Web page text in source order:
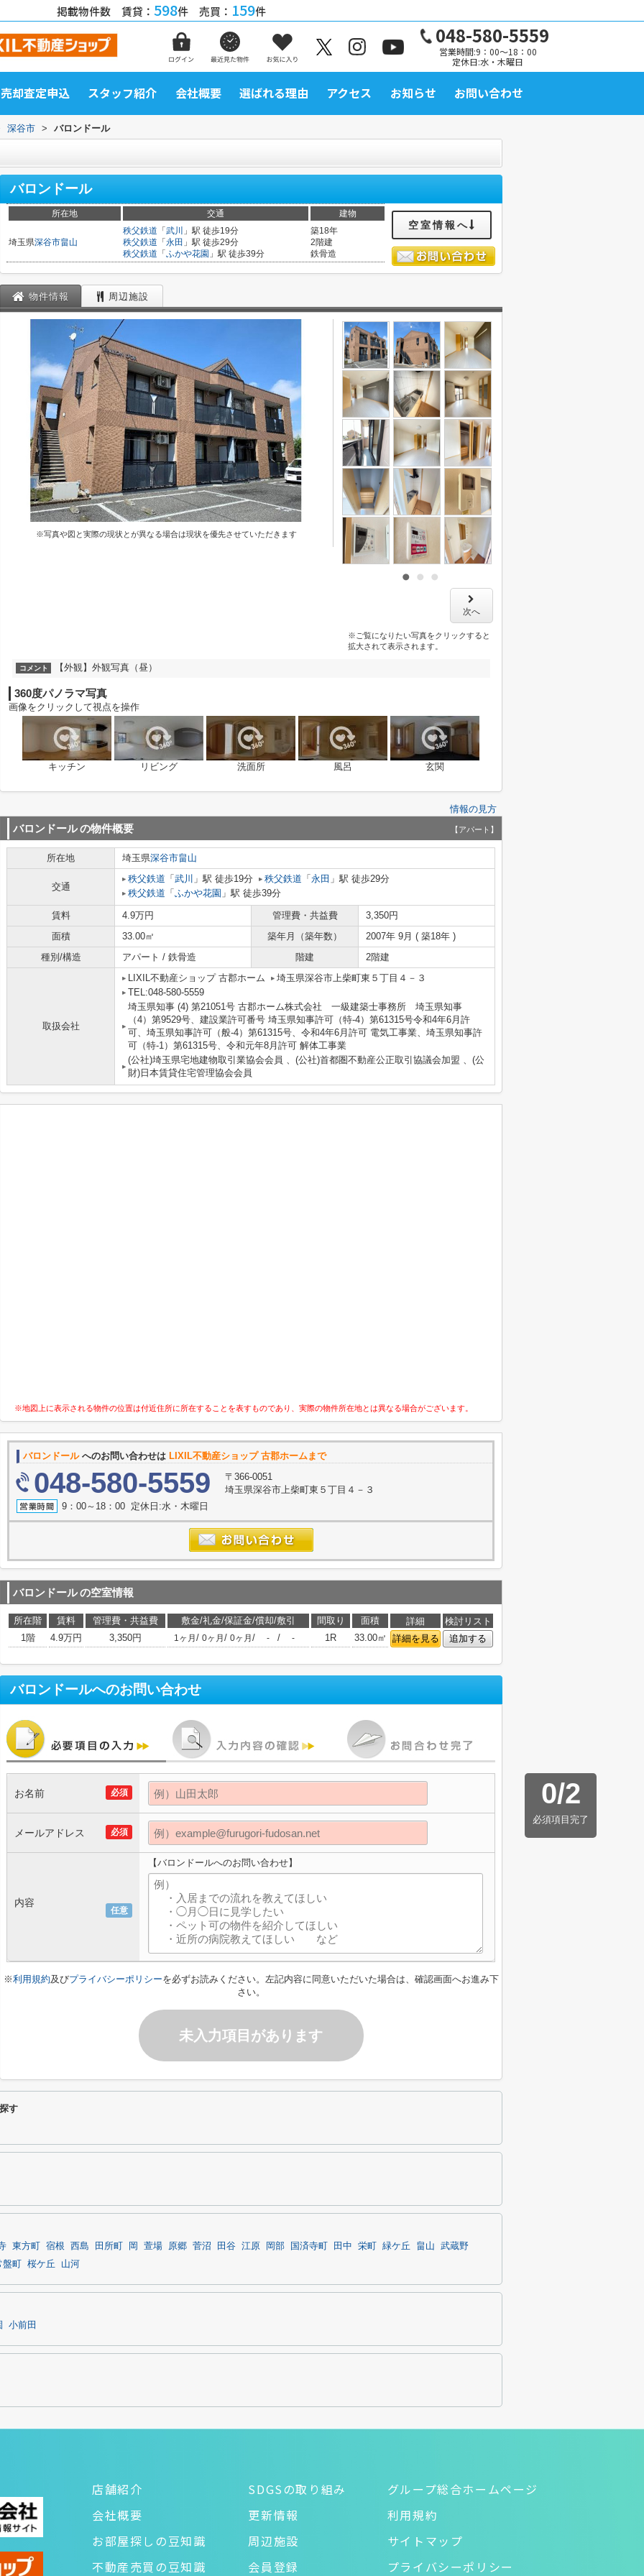
掲載物件数 賃貸： 598件 売買： 159件
048-580-5559
営業時間:9：00～18：00
定休日:水・木曜日
売却査定申込 スタッフ紹介 会社概要 選ばれる理由 アクセス お知らせ お問い合わせ
深谷市 > バロンドール
バロンドール
所在地 交通 建物
埼玉県深谷市畠山
秩父鉄道 「 武川
」駅 徒歩19分
秩父鉄道 「 永田 」駅 徒歩29分
秩父鉄道 「 ふかや花園 」駅 徒歩39分
築18年
2階建
鉄骨造
空室情報へ
物件情報 周辺施設
※写真や図と実際の現状とが異なる場合は現状を優先させていただきます
次へ
※ご覧になりたい写真をクリックすると
拡大されて表示されます。
コメント 【外観】外観写真（昼）
360度パノラマ写真
画像をクリックして視点を操作
キッチン リビング 洗面所 風呂 玄関
情報の見方
バロンドールの物件概要 【アパート】
所在地 埼玉県深谷市畠山
交通
秩父鉄道 「 武川 」駅 徒歩19分 秩父鉄道 「 永田 」駅 徒歩29分
秩父鉄道 「 ふかや花園 」駅 徒歩39分
賃料 4.9万円 管理費・共益費
3,350円
面積
33.00㎡ 築年月（築年数）
2007年 9月 ( 築18年 )
種別/構造
アパート / 鉄骨造 階建 2階建
取扱会社
LIXIL不動産ショップ 古郡ホーム
埼玉県深谷市上柴町東５丁目４－３
TEL:048-580-5559
埼玉県知事 (4) 第21051号 古郡ホーム株式会社 一級建築士事務所 埼玉県知事
（4）第9529号、建設業許可番号 埼玉県知事許可（特-4）第61315号令和4年6月許
可、埼玉県知事許可（般-4）第61315号、令和4年6月許可 電気工事業、埼玉県知事許
可（特-1）第61315号、令和元年8月許可 解体工事業
(公社)埼玉県宅地建物取引業協会会員 、(公社)首都圏不動産公正取引協議会加盟 、(公
財)日本賃貸住宅管理協会会員
※地図上に表示される物件の位置は付近住所に所在することを表すものであり、実際の物件所在地とは異なる場合がございます。
バロンドールへのお問い合わせは LIXIL不動産ショップ 古郡ホームまで
048-580-5559
〒366-0051
埼玉県深谷市上柴町東５丁目４－３
9：00～18：00 定休日:水・木曜日
バロンドールの空室情報
所在階 賃料 管理費・共益費 敷金/礼金/保証金/償却/敷引 間取り 面積 詳細
検討リスト
1階
4.9万円 3,350円 1ヶ月 / 0ヶ月 / 0ヶ月 / - / - 1R 33.00㎡ 詳細を見る 追加する
バロンドールへのお問い合わせ
0/2
必須項目完了
必須
お名前
必須
メールアドレス
任意
内容
【バロンドールへのお問い合わせ】
※利用規約及びプライバシーポリシーを必ずお読みください。左記内容に同意いただいた場合は、確認画面へお進み下
さい。
未入力項目があります
す
東方町 宿根 西島 田所町 岡 萱場 原郷 菅沼 田谷 江原 岡部 国済寺町 田中 栄町 緑ケ丘 畠山
武蔵野
町 桜ケ丘 山河
小前田
店舗紹介
会社概要
お部屋探しの豆知識
不動産売買の豆知識
SDGSの取り組み
更新情報
周辺施設
会員登録
グループ総合ホームページ
利用規約
サイトマップ
プライバシーポリシー